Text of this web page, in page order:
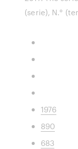
(serie), N.°
1976
890
683